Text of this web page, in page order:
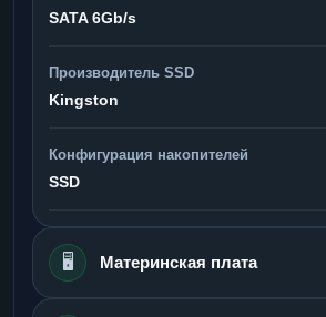
SATA 6Gb/s
Производитель SSD
Kingston
Конфигурация накопителей
SSD
🖥️ Материнская плата